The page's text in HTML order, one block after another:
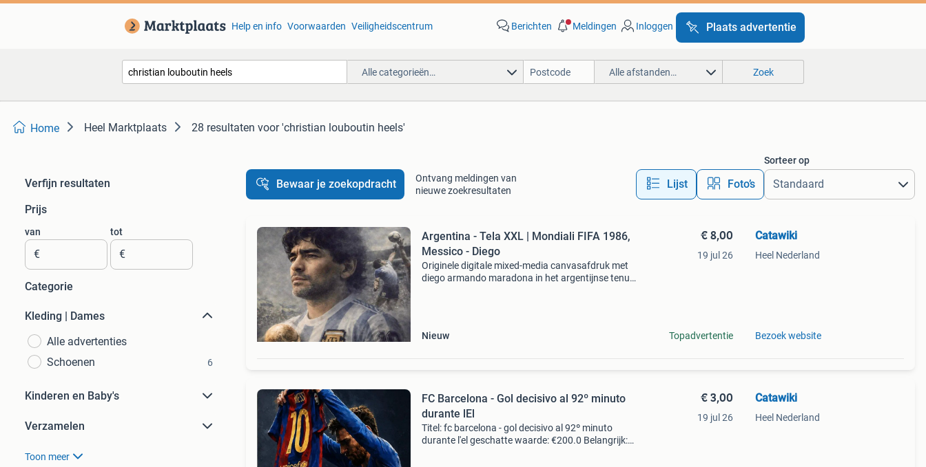
Help en info Voorwaarden Veiligheidscentrum Berichten Meldingen Inloggen Plaats advertentie
Alle categorieën… Alle afstanden… Zoek
Home Heel Marktplaats 28 resultaten voor 'christian louboutin heels'
Verfijn resultaten
Prijs
van
€
tot
€
Categorie
Kleding | Dames
Alle advertenties
Schoenen
6
Kinderen en Baby's
Verzamelen
Toon meer
Bewaar je zoekopdracht
Ontvang meldingen van
nieuwe zoekresultaten
Lijst Foto’s
Sorteer op
Argentina - Tela XXL | Mondiali FIFA 1986,
Messico - Diego
Originele digitale mixed-media canvasafdruk met
diego armando maradona in het argentijnse tenue,
Nieuw
€ 8,00
19 jul 26
Topadvertentie
Catawiki
Heel Nederland
Bezoek website
FC Barcelona - Gol decisivo al 92º minuto
durante lEl
Titel: fc barcelona - gol decisivo al 92º minuto
durante l'el geschatte waarde: €200.0 Belangrijk:
€ 3,00
19 jul 26
Catawiki
Heel Nederland